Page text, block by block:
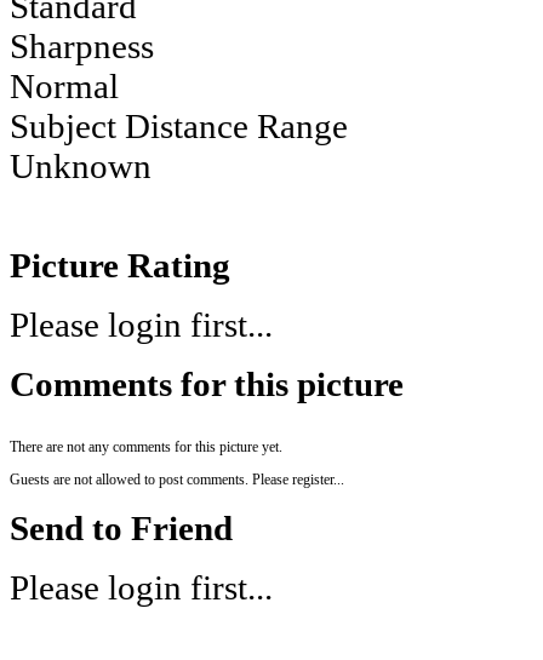
Sharpness
Normal
Subject Distance Range
Unknown
Picture Rating
Please login first...
Comments for this picture
There are not any comments for this picture yet.
Guests are not allowed to post comments. Please register...
Send to Friend
Please login first...